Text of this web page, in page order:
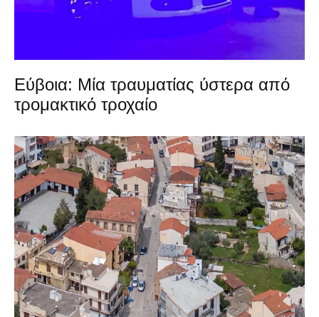
Εύβοια: Μία τραυματίας ύστερα από
τρομακτικό τροχαίο